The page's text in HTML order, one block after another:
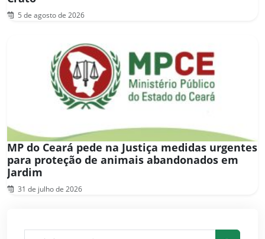
5 de agosto de 2026
MP do Ceará pede na Justiça medidas urgentes
para proteção de animais abandonados em
Jardim
31 de julho de 2026